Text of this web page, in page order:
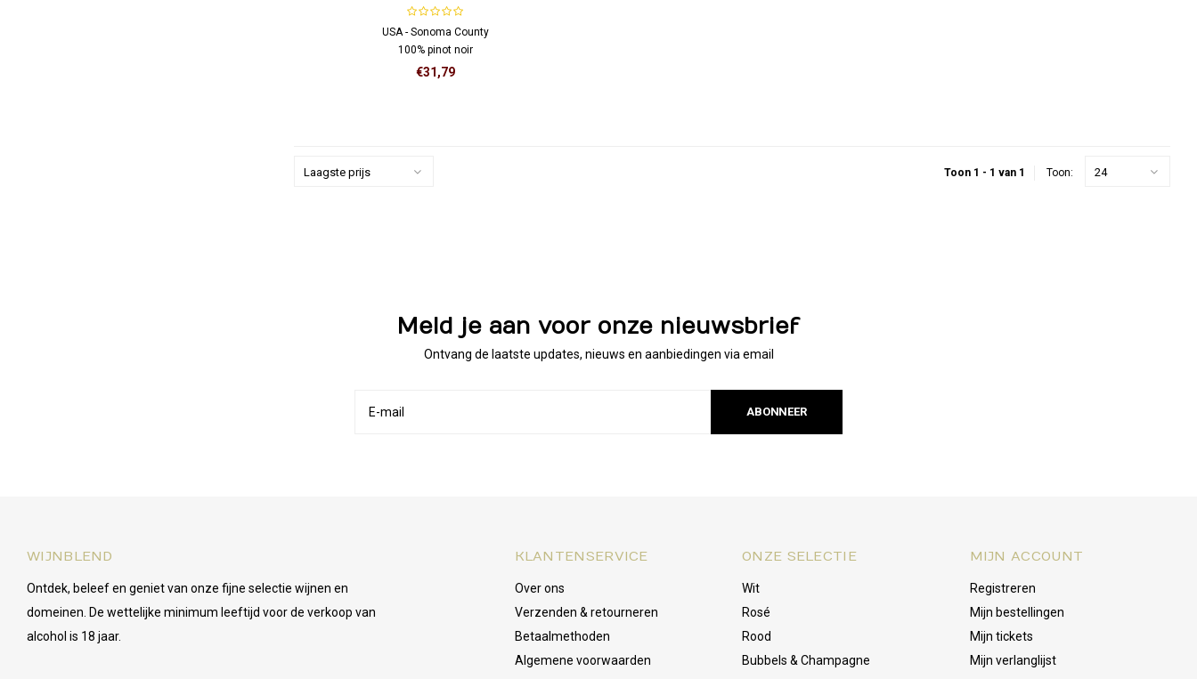
Noir
USA - Sonoma County
100% pinot noir
€31,79
Laagste prijs Toon 1 - 1 van 1 Toon: 24
Meld je aan voor onze nieuwsbrief
Ontvang de laatste updates, nieuws en aanbiedingen via email
ABONNEER
WIJNBLEND
Ontdek, beleef en geniet van onze fijne selectie wijnen en
domeinen. De wettelijke minimum leeftijd voor de verkoop van
alcohol is 18 jaar.
KLANTENSERVICE
Over ons
Verzenden & retourneren
Betaalmethoden
Algemene voorwaarden
ONZE SELECTIE
Wit
Rosé
Rood
Bubbels & Champagne
MIJN ACCOUNT
Registreren
Mijn bestellingen
Mijn tickets
Mijn verlanglijst